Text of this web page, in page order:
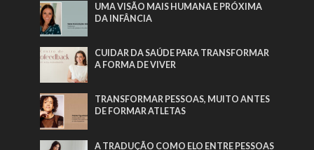
UMA VISÃO MAIS HUMANA E PRÓXIMA
DA INFÂNCIA
CUIDAR DA SAÚDE PARA TRANSFORMAR
A FORMA DE VIVER
TRANSFORMAR PESSOAS, MUITO ANTES
DE FORMAR ATLETAS
A TRADUÇÃO COMO ELO ENTRE PESSOAS